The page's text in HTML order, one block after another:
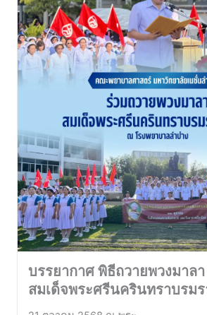
บรรยากาศ พิธีถวายพวงมาล
สมเด็จพระศรีนครินทราบรม